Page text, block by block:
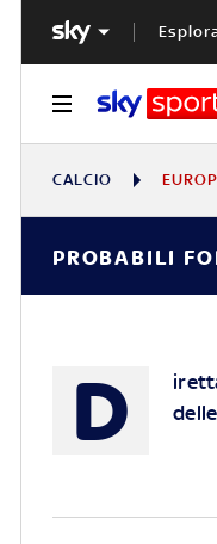
CALCIO
PROBABILI
D